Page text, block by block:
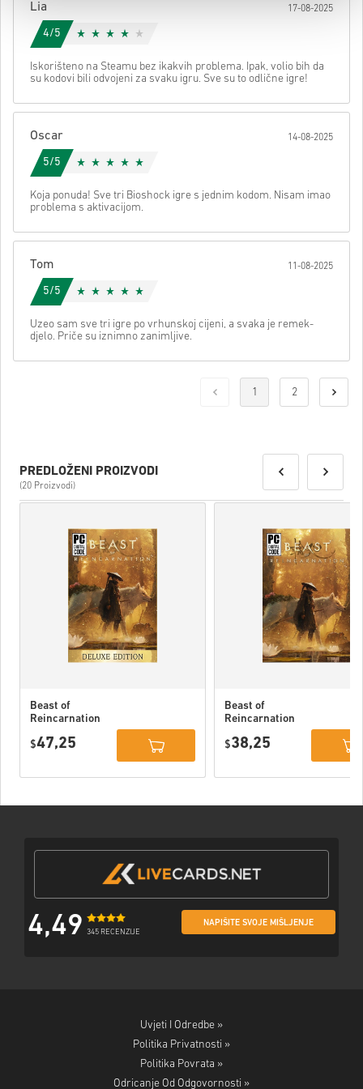
svom kodu.
Lia 17-08-2025
4/5
Iskorišteno na Steamu bez ikakvih problema. Ipak, volio bih da
su kodovi bili odvojeni za svaku igru. Sve su to odlične igre!
Oscar 14-08-2025
5/5
Koja ponuda! Sve tri Bioshock igre s jednim kodom. Nisam imao
problema s aktivacijom.
Tom 11-08-2025
5/5
Uzeo sam sve tri igre po vrhunskoj cijeni, a svaka je remek-
djelo. Priče su iznimno zanimljive.
1 2
PREDLOŽENI PROIZVODI
(20 Proizvodi)
Beast of
Reincarnation
PC (STEAM)
$47,25
Beast of
Reincarnation
$38,25
4,49 345 RECENZIJE
NAPIŠITE SVOJE MIŠLJENJE
Uvjeti I Odredbe »
Politika Privatnosti »
Politika Povrata »
Odricanje Od Odgovornosti »